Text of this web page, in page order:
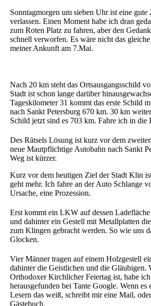
Sonntagmorgen um sieben Uhr ist eine gute
verlassen. Einen Moment habe ich dran
zum Roten Platz zu fahren, aber den
schnell verworfen. Es wäre nicht das
meiner Ankunft am 7.Mai.
Nach 20 km steht das Ortsausgangsschild
Stadt ist schon lange darüber
Tageskilometer 31 kommt das erste Schild
nach Sankt Petersburg 670 km. 30 km
Schild jetzt sind es 703 km. Fahre ich in die
Des Rätsels Lösung ist kurz vor dem
neue Mautpflichtige Autobahn nach Sankt
Weg ist kürzer.
Kurz vor dem heutigen Ziel der Stadt Klin
geht mehr. Ich fahre an der Auto Schlange
Ursache, eine Prozession.
Erst kommt ein LKW auf dessen
und dahinter ein Gestell mit Metallplatten
zum Klingen gebracht werden. So wie uns
Glocken.
Vier Männer tragen auf einem Holzgestell
dahinter die Geistlichen und die Gläubigen.
Orthodoxer Kirchlicher Feiertag ist, habe
herausgefunden bei Tante Google. Wenn es
Lesern das weiß, schreibt mir eine Mail,
Gästebuch.